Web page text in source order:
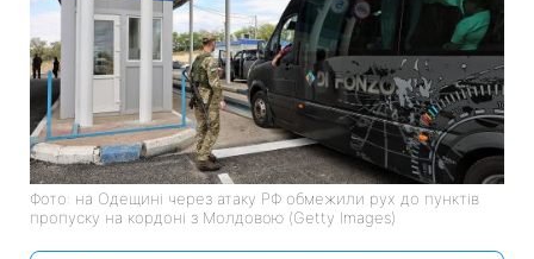
Фото: на Одещині через атаку РФ обмежили рух до пунктів
пропуску на кордоні з Молдовою (Getty Images)